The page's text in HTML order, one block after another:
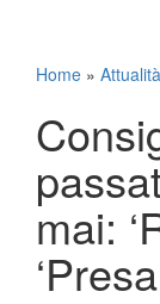
Home » Attualità
mai: